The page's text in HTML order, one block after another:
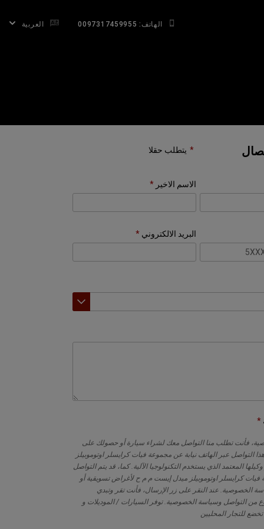
الهاتف: 0097317459955 العربية
يتطلب حقلا
الاسم الاخير
البريد الالكتروني
المنامة
فأنت تطلب منا التواصل معك لشراء سيارة أو حصولك على
التواصل عبر الهاتف نيابة عن مجموعة فيات كرايسلر اوتوموبيلز
المعتمد الذي يستخدم التكنولوجيا الآلية. كما، قد يتم التواصل
كرايسلر اوتوموبيلز ميدل إيست م م ح لأغراض تسويقية أو
الخصوصية. عند النقر على زر الإرسال، فأنت تقر وتبدي
من التواصل وسياسة الخصوصية. توفر السيارات / الموديلات و
للتجار المحليين